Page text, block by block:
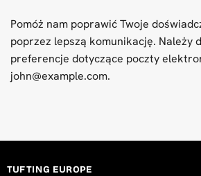
Pomóż nam poprawić Twoje
poprzez lepszą komunikację. Należy
preferencje dotyczące poczty
john@example.com.
TUFTING EUROPE